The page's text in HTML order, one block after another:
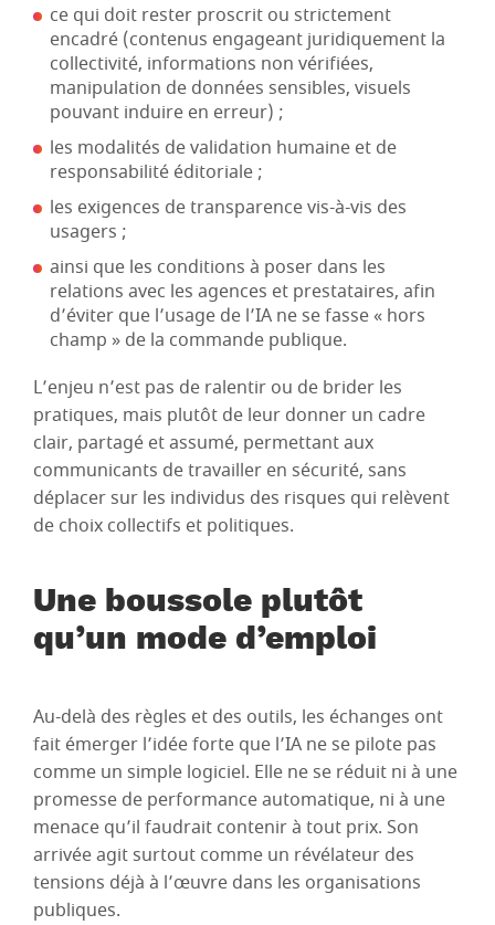
ce qui doit rester proscrit ou strictement
encadré (contenus engageant juridiquement la
collectivité, informations non vérifiées,
manipulation de données sensibles, visuels
pouvant induire en erreur) ;
les modalités de validation humaine et de
responsabilité éditoriale ;
les exigences de transparence vis-à-vis des
usagers ;
ainsi que les conditions à poser dans les
relations avec les agences et prestataires, afin
d’éviter que l’usage de l’IA ne se fasse « hors
champ » de la commande publique.
L’enjeu n’est pas de ralentir ou de brider les
pratiques, mais plutôt de leur donner un cadre
clair, partagé et assumé, permettant aux
communicants de travailler en sécurité, sans
déplacer sur les individus des risques qui relèvent
de choix collectifs et politiques.
Une boussole plutôt
qu’un mode d’emploi
Au-delà des règles et des outils, les échanges ont
fait émerger l’idée forte que l’IA ne se pilote pas
comme un simple logiciel. Elle ne se réduit ni à une
promesse de performance automatique, ni à une
menace qu’il faudrait contenir à tout prix. Son
arrivée agit surtout comme un révélateur des
tensions déjà à l’œuvre dans les organisations
publiques.